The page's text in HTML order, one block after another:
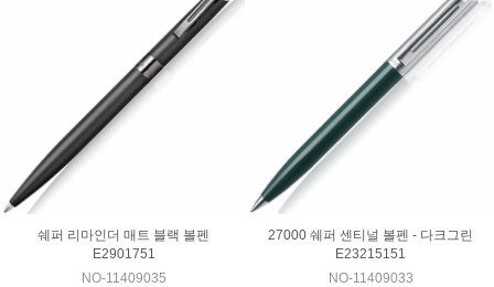
쉐퍼 리마인더 매트 블랙 볼펜
E2901751
NO-11409035
27000 쉐퍼 센티널 볼펜 - 다크그린
E23215151
NO-11409033